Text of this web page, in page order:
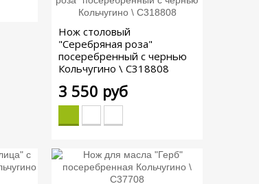
Нож столовый
"Серебряная роза"
посеребренный с чернью
Кольчугино \ С318808
3 550 руб